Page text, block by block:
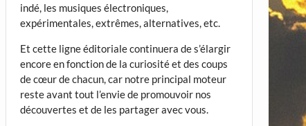
indé, les musiques électroniques,
expérimentales, extrêmes, alternatives, etc.
Et cette ligne éditoriale continuera de s’élargir
encore en fonction de la curiosité et des coups
de cœur de chacun, car notre principal moteur
reste avant tout l’envie de promouvoir nos
découvertes et de les partager avec vous.